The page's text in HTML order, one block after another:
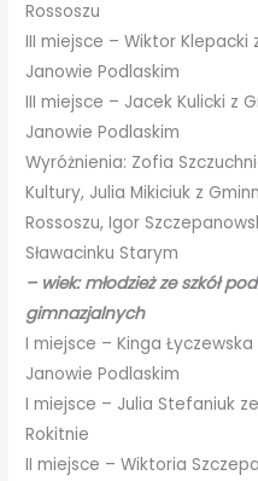
Rossoszu
III miejsce – Wiktor
Janowie Podlaskim
III miejsce – Jacek Kulicki z
Janowie Podlaskim
Wyróżnienia: Zofia
Kultury, Julia Mikiciuk z
Rossoszu, Igor
Sławacinku Starym
– wiek: młodzież ze szkół
gimnazjalnych
I miejsce – Kinga
Janowie Podlaskim
I miejsce – Julia Stefaniuk
Rokitnie
II miejsce – Wiktoria